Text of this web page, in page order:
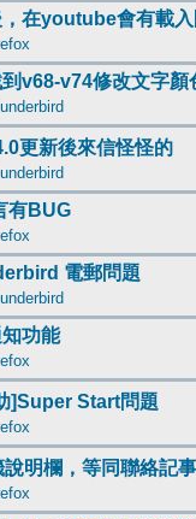
在youtube會有載入
v68-v74修改文字顏
更新後來信怪怪的
有BUG
電郵問題
功能
]Super Start問題
說明欄，等同聯絡記